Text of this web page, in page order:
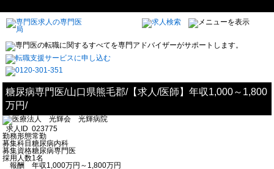
糖尿病専門医/山口県熊毛郡/【求人/医師】年収1,000～1,800
万円/
求人ID 023775
勤務形態常勤
募集科目糖尿病内科
募集資格糖尿病専門医
採用人数1名
報酬
年収1,000万円～1,800万円